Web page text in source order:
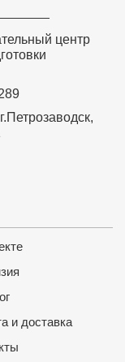
центр
и доставка